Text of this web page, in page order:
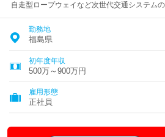
自走型ロープウェイなど次世代交通システム
勤務地
福島県
初年度年収
500万～900万円
雇用形態
正社員